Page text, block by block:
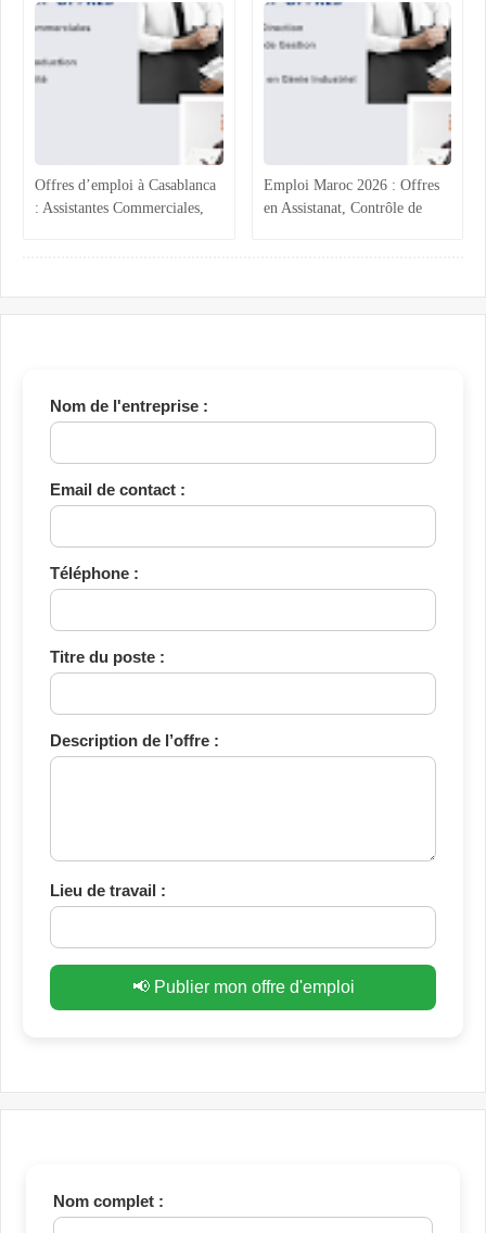
humaines et projets techniques
Offres d’emploi à Casablanca
: Assistantes Commerciales,
Emploi Maroc 2026 : Offres
en Assistanat, Contrôle de
Nom de l'entreprise :
Email de contact :
Téléphone :
Titre du poste :
Description de l’offre :
Lieu de travail :
📢 Publier mon offre d'emploi
Nom complet :